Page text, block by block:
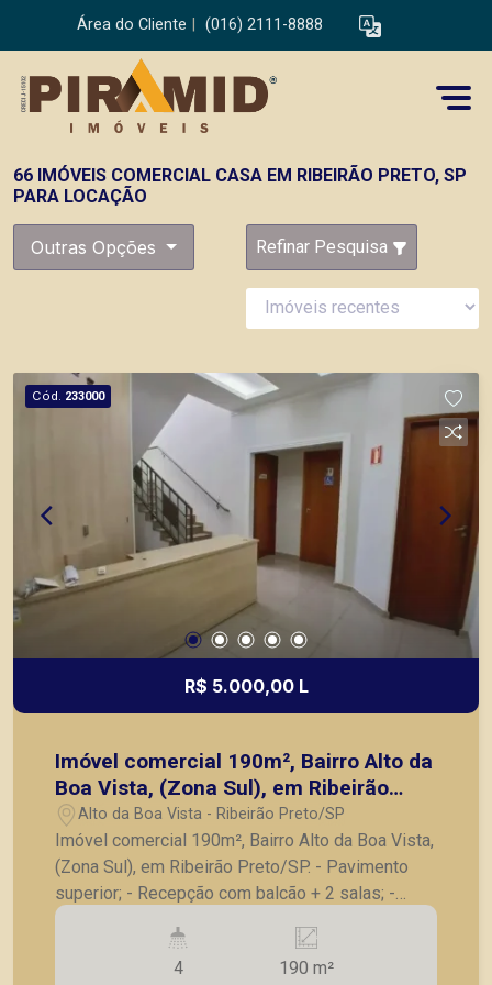
Área do Cliente (016) 2111-8888
66 IMÓVEIS COMERCIAL CASA EM RIBEIRÃO PRETO, SP
PARA LOCAÇÃO
Outras Opções Refinar Pesquisa
Cód. 233000
R$ 5.000,00 L
Imóvel comercial 190m², Bairro Alto da
Boa Vista, (Zona Sul), em Ribeirão
Preto/SP.
Alto da Boa Vista - Ribeirão Preto/SP
Imóvel comercial 190m², Bairro Alto da Boa Vista,
(Zona Sul), em Ribeirão Preto/SP. - Pavimento
superior; - Recepção com balcão + 2 salas; -
Salão amplo dividido com 7 salas com divisórias;
- Ar-condicionado; - Copa; - Excelente localização
em rua de grande fluxo. A Piramid tem como
4 190 m²